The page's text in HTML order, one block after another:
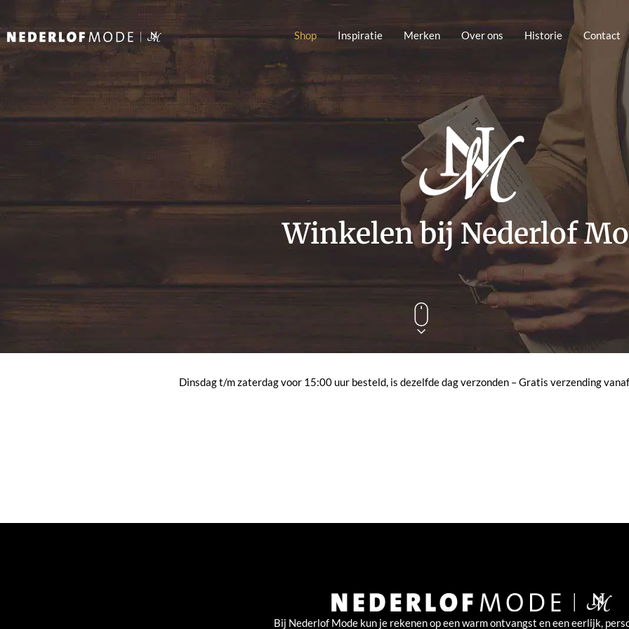
Shop Inspiratie Merken Over ons Historie Contact
Winkelen bij Nederlof
Dinsdag t/m zaterdag voor 15:00 uur besteld, is dezelfde dag verzonden – Gratis verzending
Bij Nederlof Mode kun je rekenen op een warm ontvangst en een eerlijk,